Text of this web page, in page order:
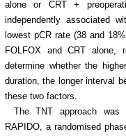
alone or CRT +
independently associated
lowest pCR rate (38 and
FOLFOX and CRT alone,
determine whether the
duration, the longer interval
these two factors.
The TNT approach
RAPIDO, a randomised